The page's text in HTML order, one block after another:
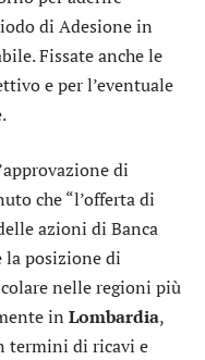
di Adesione in
Fissate anche le
e per l’eventuale
di
che “l’offerta di
azioni di Banca
la posizione di
nelle regioni più
in Lombardia,
termini di ricavi e